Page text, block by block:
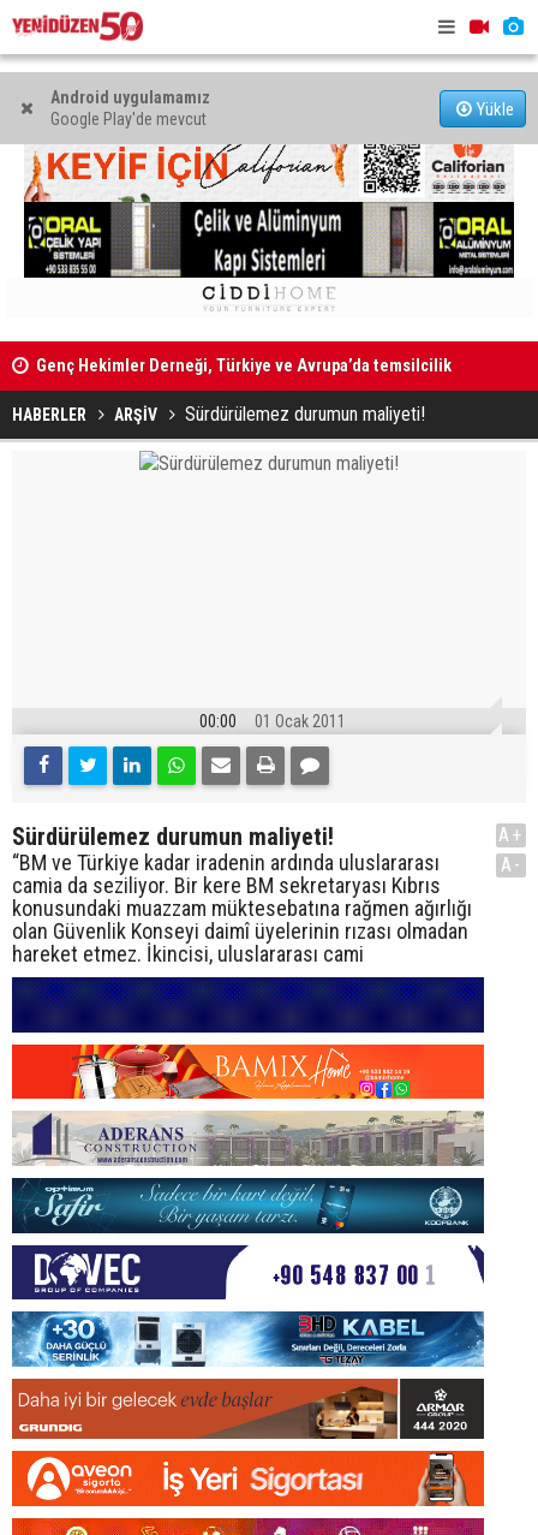
Android uygulamamız
Google Play'de mevcut
Yükle
Genç Hekimler Derneği, Türkiye ve Avrupa’da temsilcilik
34'üncü Devlet Fotoğraf Yarışması sergisi 19 Ağustos’ta
HABERLER ARŞİV Sürdürülemez durumun maliyeti!
00:00 01 Ocak 2011
Sürdürülemez durumun maliyeti!
“BM ve Türkiye kadar iradenin ardında uluslararası
camia da seziliyor. Bir kere BM sekretaryası Kıbrıs
konusundaki muazzam müktesebatına rağmen ağırlığı
olan Güvenlik Konseyi daimî üyelerinin rızası olmadan
hareket etmez. İkincisi, uluslararası cami
A+
A-